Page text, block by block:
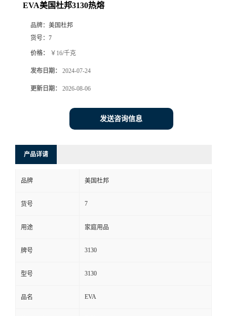
EVA美国杜邦3130热熔
品牌： 美国杜邦
货号： 7
价格： ￥16/千克
发布日期： 2024-07-24
更新日期： 2026-08-06
发送咨询信息
产品详请
品牌 美国杜邦
货号 7
用途 家庭用品
牌号 3130
型号 3130
品名 EVA